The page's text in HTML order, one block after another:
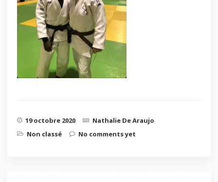
19 octobre 2020
Nathalie De Araujo
Non classé
No comments yet